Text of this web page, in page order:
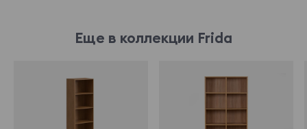
Еще в коллекции Frida